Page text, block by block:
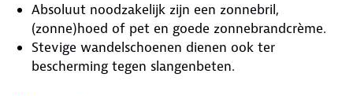
Absoluut noodzakelijk zijn een zonnebril,
(zonne)hoed of pet en goede zonnebrandcrème.
Stevige wandelschoenen dienen ook ter
bescherming tegen slangenbeten.